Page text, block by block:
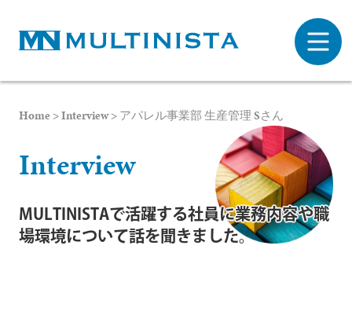
Home>Interview> アパレル事業部 生産管理 Sさん
Interview
MULTINISTAで活躍する社員に業務内容や職
場環境について話を聞きました。